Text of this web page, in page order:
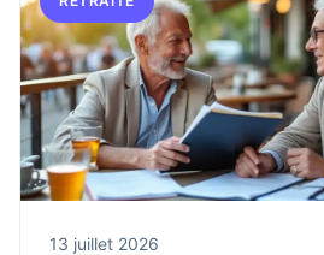
13 juillet 2026